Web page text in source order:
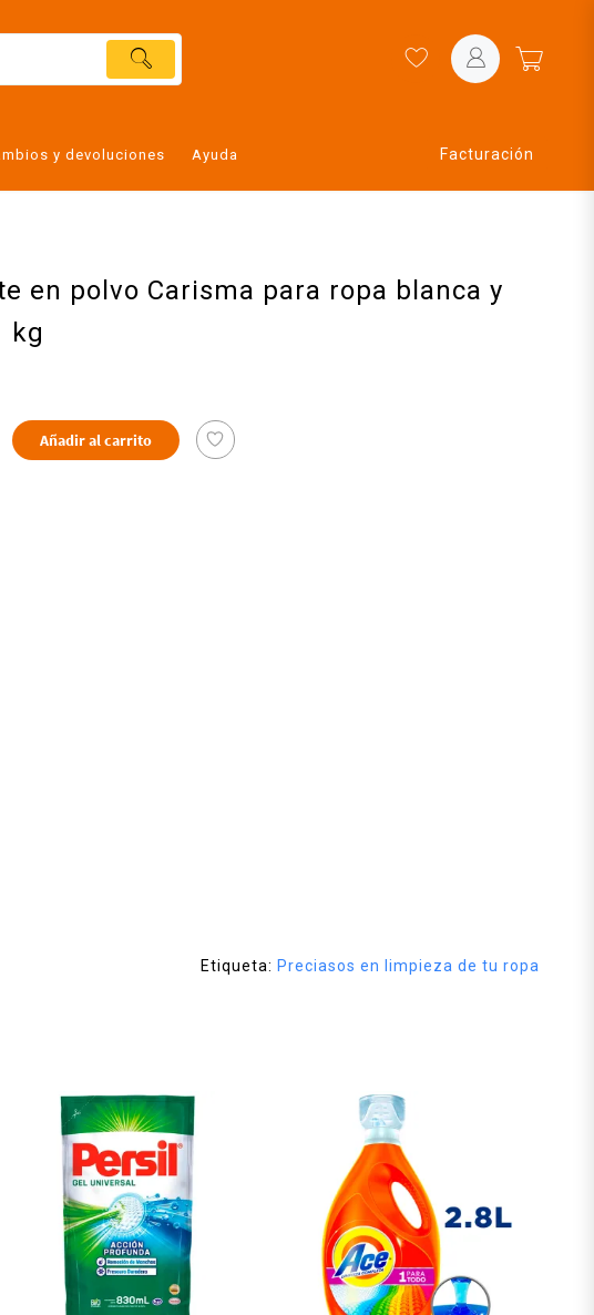
y devoluciones Ayuda Facturación
en polvo Carisma para ropa blanca y
kg
Añadir al carrito
Etiqueta: Preciasos en limpieza de tu ropa